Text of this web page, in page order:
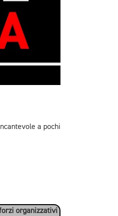
a pochi
organizzativi